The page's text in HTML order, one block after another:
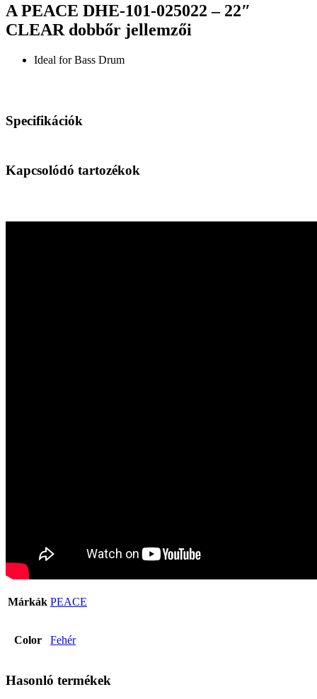
A PEACE DHE-101-025022 – 22″
CLEAR dobbőr jellemzői
Ideal for Bass Drum
Specifikációk
Kapcsolódó tartozékok
Márkák PEACE
Color Fehér
Hasonló termékek